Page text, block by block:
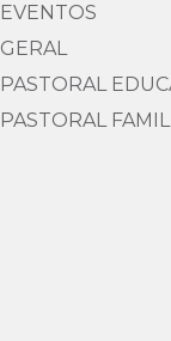
EVENTOS
GERAL
PASTORAL
PASTORAL